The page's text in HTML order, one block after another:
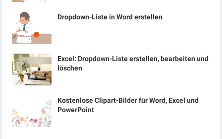
Dropdown-Liste in Word erstellen
Excel: Dropdown-Liste erstellen, bearbeiten und
löschen
Kostenlose Clipart-Bilder für Word, Excel und
PowerPoint